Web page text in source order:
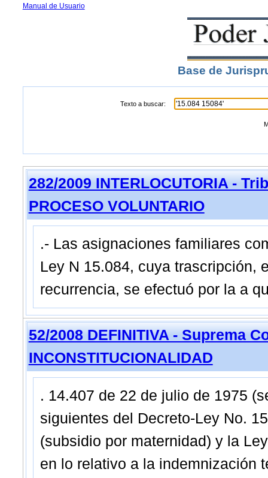
Manual de Usuario
Base de
Texto a buscar:
282/2009 INTERLOCUTORIA -
PROCESO VOLUNTARIO
.- Las asignaciones familiares
Ley N 15.084, cuya trascripción,
recurrencia, se efectuó por la a
52/2008 DEFINITIVA - Suprema
INCONSTITUCIONALIDAD
. 14.407 de 22 de julio de 1975
siguientes del Decreto-Ley No.
(subsidio por maternidad) y la
en lo relativo a la indemnización